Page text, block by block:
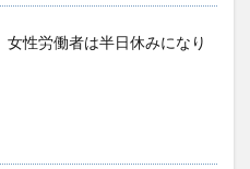
性労働者は半日休みになり